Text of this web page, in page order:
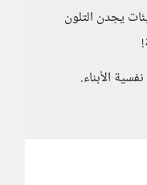
يجدن التلون
الأبناء.